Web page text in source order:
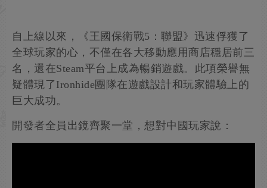
自上線以來，《王國保衛戰5：聯盟》迅速俘獲了
全球玩家的心，不僅在各大移動應用商店穩居前三
名，還在Steam平台上成為暢銷遊戲。此項榮譽無
疑體現了Ironhide團隊在遊戲設計和玩家體驗上的
巨大成功。
開發者全員出鏡齊聚一堂，想對中國玩家說：